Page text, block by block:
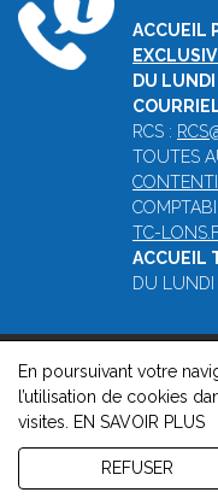
ACCUEIL
DU
RCS :
TOUTES
TC-
ACCUEIL
DU LUNDI
© 2026, Greffe du
légales-Contact -
En poursuivant votre
l’utilisation de cookies
visites.
EN SAVOIR PLUS
REFUSER